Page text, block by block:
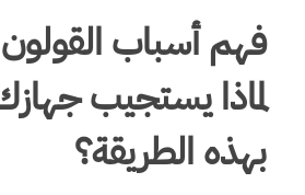
فهم أسباب
لماذا يستجيب
بهذه الطريقة؟